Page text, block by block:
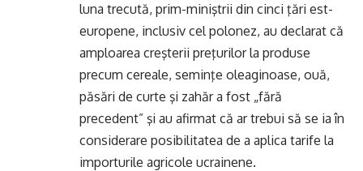
luna trecută, prim-miniştrii din cinci ţări est-
europene, inclusiv cel polonez, au declarat că
amploarea creşterii preţurilor la produse
precum cereale, seminţe oleaginoase, ouă,
păsări de curte şi zahăr a fost „fără
precedent” şi au afirmat că ar trebui să se ia în
considerare posibilitatea de a aplica tarife la
importurile agricole ucrainene.